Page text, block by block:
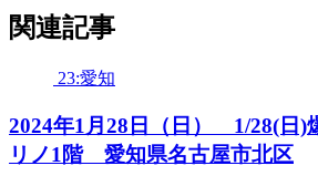
関連記事
23:愛知
2024年1月28日（日） 1/28(日
リノ1階 愛知県名古屋市北区